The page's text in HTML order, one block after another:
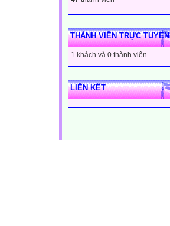
THÀNH VIÊN TRỰC TUYẾN
1 khách và 0 thành viên
LIÊN KẾT